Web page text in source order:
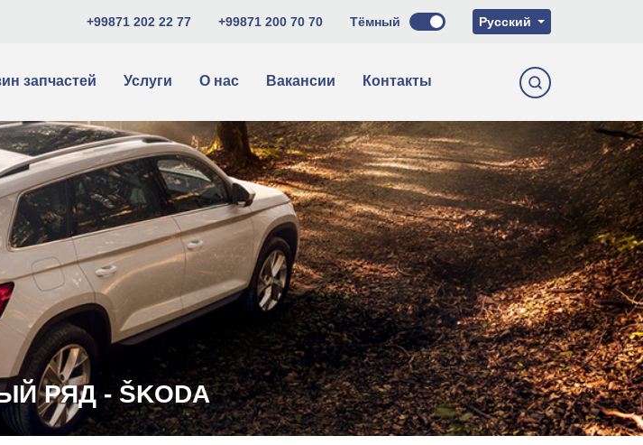
+99871 202 22 77 +99871 200 70 70 Тёмный Русский
O'zbekcha
запчастей Услуги О нас Вакансии Контакты
РЯД - ŠKODA